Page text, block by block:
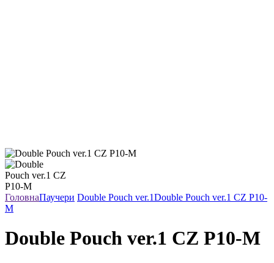
ГоловнаПаучери Double Pouch ver.1Double Pouch ver.1 CZ P10-
M
Double Pouch ver.1 CZ P10-M